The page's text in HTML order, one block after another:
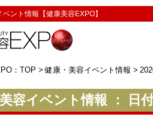
ント情報【健康美容EXPO】
：TOP > 健康・美容イベント情報 >
容イベント情報 ： 日